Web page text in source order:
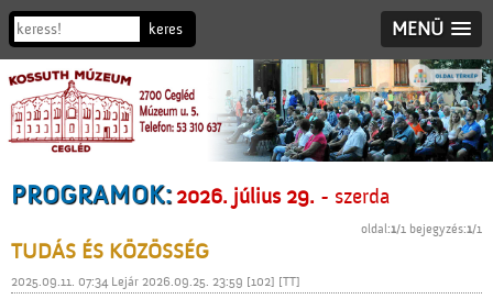
MENÜ
PROGRAMOK:2026. július 29. - szerda
oldal:1/1 bejegyzés:1/1
TUDÁS ÉS KÖZÖSSÉG
2025.09.11. 07:34 Lejár 2026.09.25. 23:59 [102] [TT]